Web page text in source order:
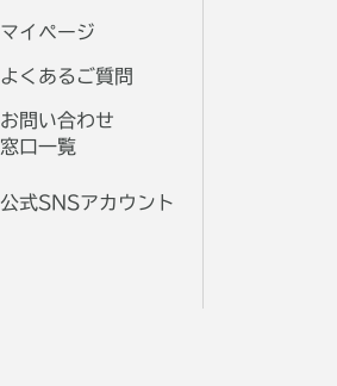
マイページ
よくあるご質問
お問い合わせ
窓口一覧
公式SNSアカウント